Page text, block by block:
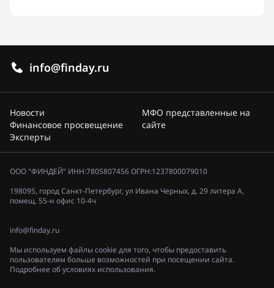
info@finday.ru
Новости
Финансовое просвещение
Эксперты
МФО представленные на
сайте
ООО "ФИНДЕЙ" ИНН:7805807456 ОГРН:1237800079010
198095, город Санкт-Петербург, ул Ивана Черных, д. 29 литера А,
помещ. 55-н офис 10-4ч
info@finday.ru
Мы используем файлы cookie для того, чтобы предоставить
пользователям больше возможностей при посещении сайта.
Подробнее об условиях использования.